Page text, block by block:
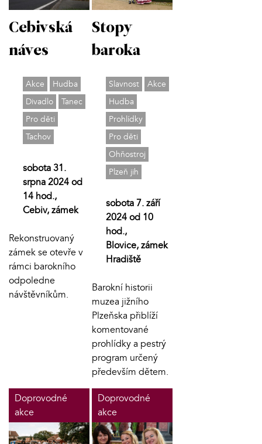
Cebivská
náves
Akce
Hudba
Divadlo
Tanec
Pro děti
Tachov
sobota 31.
srpna 2024 od
14 hod.,
Cebiv, zámek
Rekonstruovaný
zámek se otevře v
rámci barokního
odpoledne
návštěvníkům.
Stopy
baroka
Slavnost
Akce
Hudba
Prohlídky
Pro děti
Ohňostroj
Plzeň jih
sobota 7. září
2024 od 10
hod.,
Blovice, zámek
Hradiště
Barokní historii
muzea jižního
Plzeňska přiblíží
komentované
prohlídky a pestrý
program určený
především dětem.
Doprovodné
akce
Doprovodné
akce